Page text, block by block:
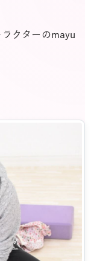
クターのmayu